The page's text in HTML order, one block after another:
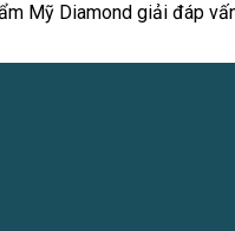
Mỹ Diamond giải đáp